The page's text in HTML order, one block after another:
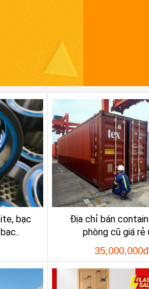
bạc
Địa chỉ bán
phòng cũ giá rẻ
35,000,000đ